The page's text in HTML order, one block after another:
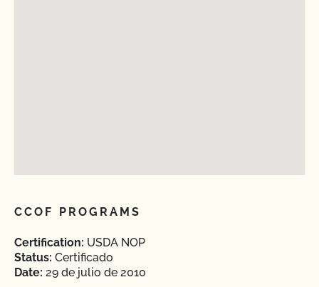
CCOF PROGRAMS
Certification: USDA NOP
Status: Certificado
Date: 29 de julio de 2010